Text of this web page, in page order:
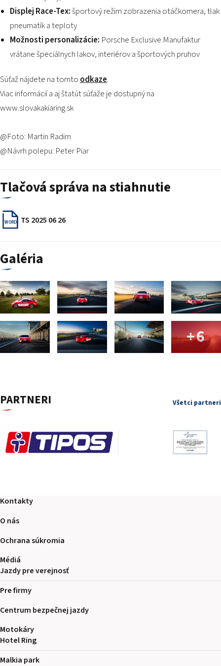
Displej Race-Tex: športový režim zobrazenia otáčkomera, tlak
pneumatík a teploty
Možnosti personalizácie: Porsche Exclusive Manufaktur
vrátane špeciálnych lakov, interiérov a športových pruhov
Súťaž nájdete na tomto odkaze.
Viac informácií a ajštatút súťaže je dostupný na
www.slovakakiaring.sk
@Foto: Martin Radim
@Návrh polepu: Peter Piar
Tlačová správa na stiahnutie
WORD TS 2025 06 26
Galéria
+6
PARTNERI Všetci partneri
Kontakty
O nás
Ochrana súkromia
Médiá
Jazdy pre verejnosť
Pre firmy
Centrum bezpečnej jazdy
Motokáry
Hotel Ring
Malkia park